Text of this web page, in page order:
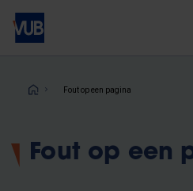
Overslaan
naar
inhoud
Fout op een pagina
Fout op een